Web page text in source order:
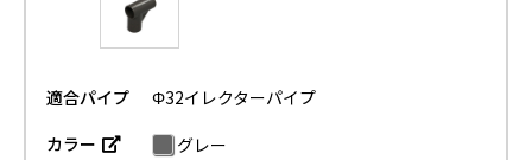
適合パイプ
Φ32イレクターパイプ
カラー
グレー